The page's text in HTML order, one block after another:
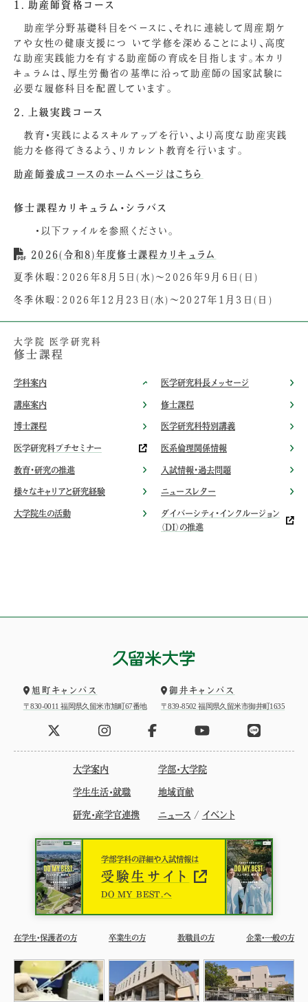
1．助産師資格コース
助産学分野基礎科目をベースに、それに連続して周産期ケ
アや女性の健康支援につ いて学修を深めることにより、高度
な助産実践能力を有する助産師の育成を目指します。本カリ
キュラムは、厚生労働省の基準に沿って助産師の国家試験に
必要な履修科目を配置しています。
2．上級実践コース
教育・実践によるスキルアップを行い、より高度な助産実践
能力を修得できるよう、リカレント教育を行います。
助産師養成コースのホームページはこちら
修士課程カリキュラム・シラバス
・以下ファイルを参照ください。
2026(令和8)年度修士課程カリキュラム
夏季休暇：2026年8月5日(水)～2026年9月6日(日)
冬季休暇：2026年12月23日(水)～2027年1月3日(日)
大学院 医学研究科
修士課程
学科案内 医学研究科長メッセージ
講座案内 修士課程
博士課程 医学研究科特別講義
医学研究科プチセミナー 医系倫理関係情報
教育・研究の推進 入試情報・過去問題
様々なキャリアと研究経験 ニュースレター
大学院生の活動
ダイバーシティ・インクルージョン
（DI）の推進
旭町キャンパス
〒830-0011 福岡県久留米市旭町67番地
御井キャンパス
〒839-8502 福岡県久留米市御井町1635
大学案内 学部・大学院
学生生活・就職 地域貢献
研究・産学官連携 ニュース / イベント
学部学科の詳細や入試情報は
受験生サイト
DO MY BEST.へ
在学生・保護者の方 卒業生の方 教職員の方 企業・一般の方